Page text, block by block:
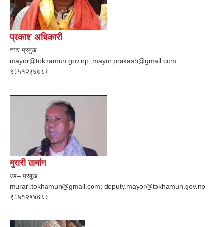
प्रकाश अधिकारी
नगर प्रमुख
mayor@tokhamun.gov.np; mayor.prakash@gmail.com
९८५१२३४७८९
मुरारी तामांग
उप– प्रमुख
murari.tokhamun@gmail.com; deputy.mayor@tokhamun.gov.np
९८५१२५४७८९